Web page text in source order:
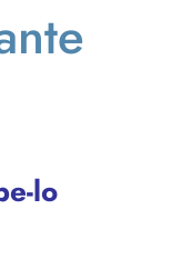
lo